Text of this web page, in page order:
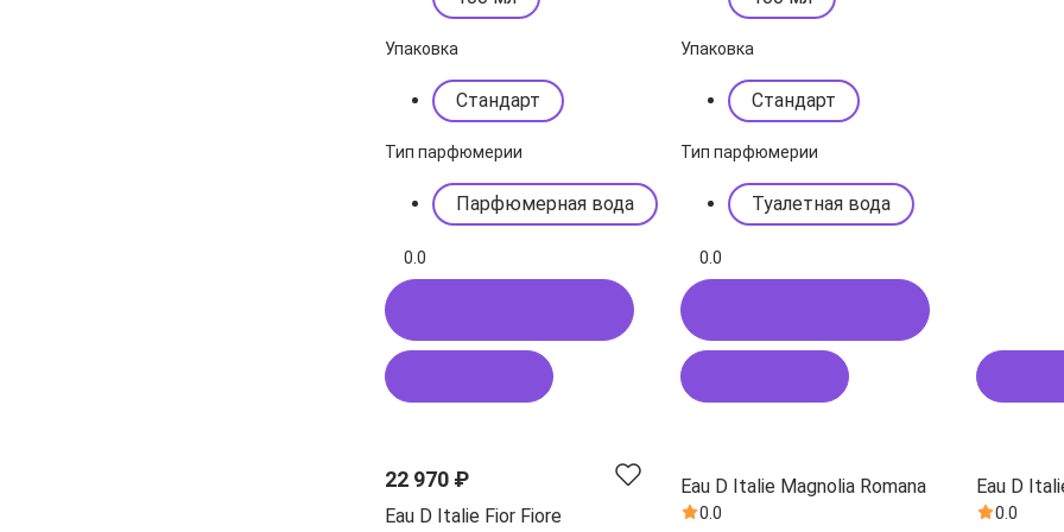
Упаковка
Стандарт
Тип парфюмерии
Парфюмерная вода
0.0
Упаковка
Стандарт
Тип парфюмерии
Туалетная вода
0.0
22 970 ₽
Eau D Italie Fior Fiore
Eau D Italie Magnolia Romana
0.0
Eau D
0.0